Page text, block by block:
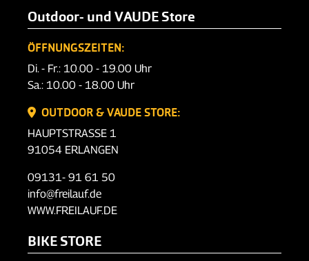
Outdoor- und VAUDE Store
ÖFFNUNGSZEITEN:
Di. - Fr.: 10.00 - 19.00 Uhr
Sa.: 10.00 - 18.00 Uhr
OUTDOOR & VAUDE STORE:
HAUPTSTRASSE 1
91054 ERLANGEN
09131- 91 61 50
info@freilauf.de
WWW.FREILAUF.DE
BIKE STORE